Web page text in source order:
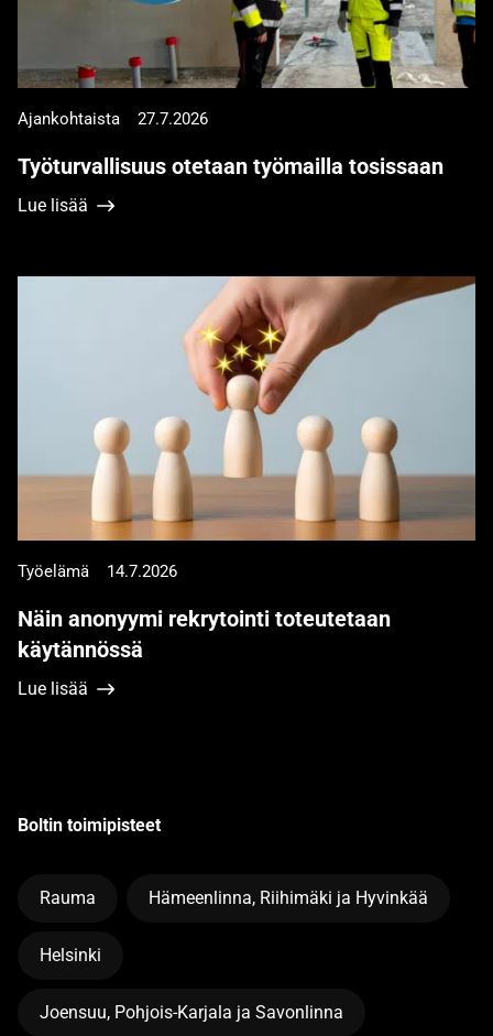
Ajankohtaista 27.7.2026
Työturvallisuus otetaan työmailla tosissaan
Lue lisää
Työelämä 14.7.2026
Näin anonyymi rekrytointi toteutetaan
käytännössä
Lue lisää
Boltin toimipisteet
Rauma Hämeenlinna, Riihimäki ja Hyvinkää
Helsinki
Joensuu, Pohjois-Karjala ja Savonlinna